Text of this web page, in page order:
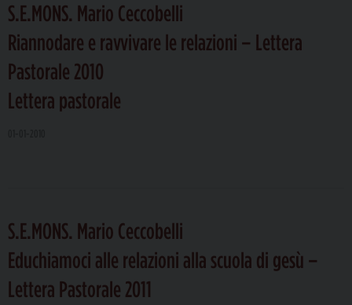
S.E.MONS. Mario Ceccobelli
Riannodare e ravvivare le relazioni – Lettera
Pastorale 2010
Lettera pastorale
S.E.MONS. Mario Ceccobelli
Educhiamoci alle relazioni alla scuola di gesù –
Lettera Pastorale 2011